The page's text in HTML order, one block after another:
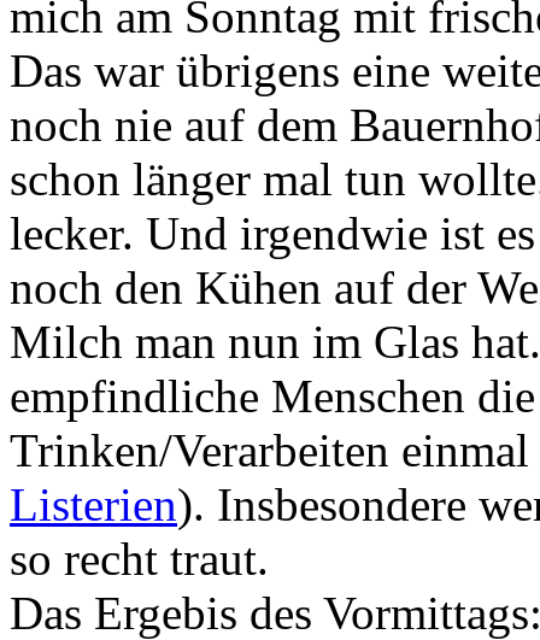
mich am Sonntag mit
Das war übrigens eine
noch nie auf dem
schon länger mal tun
lecker. Und irgendwie ist
noch den Kühen auf der
Milch man nun im Glas
empfindliche Menschen
Trinken/Verarbeiten
Listerien). Insbesondere
so recht traut.
Das Ergebis des